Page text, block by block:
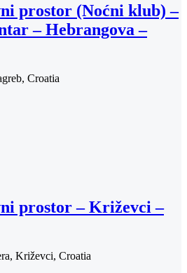
prostor (Noćni klub) –
– Hebrangova –
Croatia
prostor – Križevci –
Križevci, Croatia